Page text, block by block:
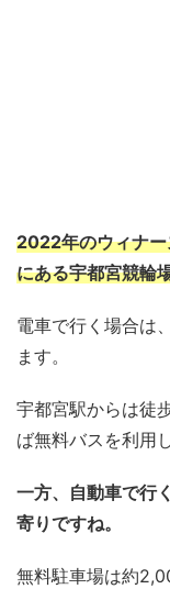
2022年のウィナー
にある宇都宮競輪
電車で行く場合は
ます。
宇都宮駅からは徒
ば無料バスを利用
一方、自動車で行
寄りですね。
無料駐車場は約